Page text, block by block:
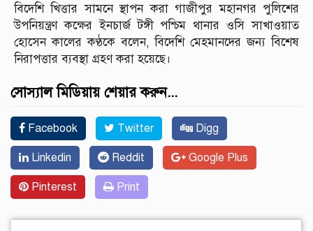
বিদেশি খিত্তার সামনে স্থাপন করা গাজীপুর মহানগর পুলিশের
উপনিয়ন্ত্রণ কক্ষের ইনচার্জ টঙ্গী পশ্চিম থানার ওসি সাখাওয়াত
হোসেন কালের কণ্ঠকে বলেন, বিদেশি মেহমানদের জন্য বিশেষ
নিরাপত্তার ব্যবস্থা গ্রহণ করা হয়েছে।
সোস্যাল মিডিয়ায় শেয়ার করুন...
Facebook Twitter Digg
Linkedin Reddit Google Plus
Pinterest Print